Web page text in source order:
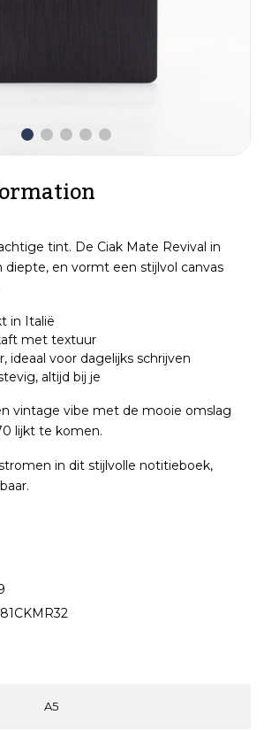
tint. De Ciak Mate Revival in
en vormt een stijlvol canvas
in Italië
met textuur
ideaal voor dagelijks schrijven
altijd bij je
vintage vibe met de mooie omslag
lijkt te komen.
in dit stijlvolle notitieboek,
A5